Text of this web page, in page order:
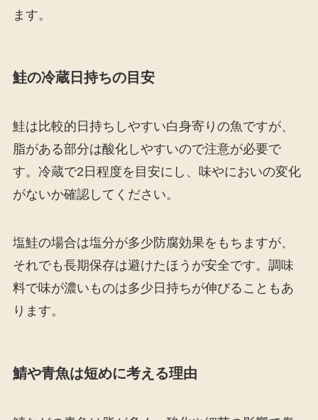
ます。
鮭の冷蔵日持ちの目安
鮭は比較的日持ちしやすい白身寄りの魚ですが、
脂がある部分は酸化しやすいので注意が必要で
す。冷蔵で2日程度を目安にし、味やにおいの変化
がないか確認してください。
塩鮭の場合は塩分が多少防腐効果をもちますが、
それでも長期保存は避けたほうが安全です。調味
料で味が濃いものは多少日持ちが伸びることもあ
ります。
鯖や青魚は短めに考える理由